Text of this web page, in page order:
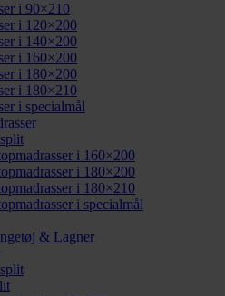
i 90×210
i 120×200
i 140×200
i 160×200
i 180×200
i 180×210
i specialmål
i 160×200
i 180×200
i 180×210
i specialmål
& Lagner